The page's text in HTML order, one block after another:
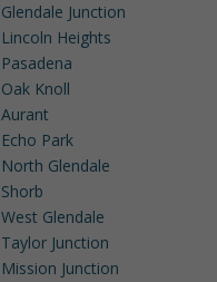
Glendale Junction
Lincoln Heights
Pasadena
Oak Knoll
Aurant
Echo Park
North Glendale
Shorb
West Glendale
Taylor Junction
Mission Junction